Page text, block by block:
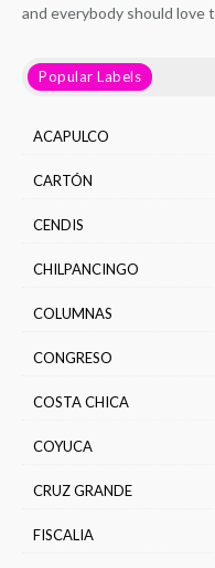
and everybody should love
Popular Labels
ACAPULCO
CARTÓN
CENDIS
CHILPANCINGO
COLUMNAS
CONGRESO
COSTA CHICA
COYUCA
CRUZ GRANDE
FISCALIA